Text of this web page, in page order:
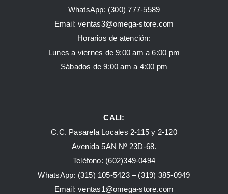
WhatsApp: (300) 777-5589
Email: ventas3@omega-store.com
Horarios de atención:
Lunes a viernes de 9:00 am a 6:00 pm
Sábados de 9:00 am a 4:00 pm
CALI:
C.C. Pasarela Locales 2-115 y 2-120
Avenida 5AN Nº 23D-68.
Teléfono: (602)349-0494
WhatsApp: (315) 105-5423 – (319) 385-0949
Email:ventas1@omega-store.com